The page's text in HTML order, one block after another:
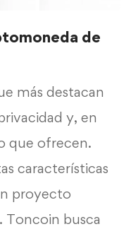
de
más destacan
y, en
que ofrecen.
características
proyecto
busca